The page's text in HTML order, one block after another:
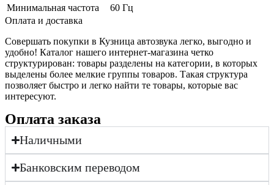
Минимальная частота
60 Гц
Оплата и доставка
Совершать покупки в Кузница автозвука легко, выгодно и
удобно! Каталог нашего интернет-магазина четко
структурирован: товары разделены на категории, в которых
выделены более мелкие группы товаров. Такая структура
позволяет быстро и легко найти те товары, которые вас
интересуют.
Оплата заказа
Наличными
Банковским переводом